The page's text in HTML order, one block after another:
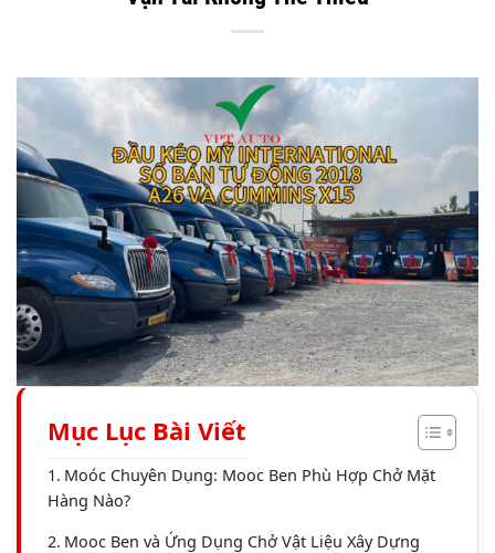
Mục Lục Bài Viết
Moóc Chuyên Dụng: Mooc Ben Phù Hợp Chở Mặt
Hàng Nào?
Mooc Ben và Ứng Dụng Chở Vật Liệu Xây Dựng